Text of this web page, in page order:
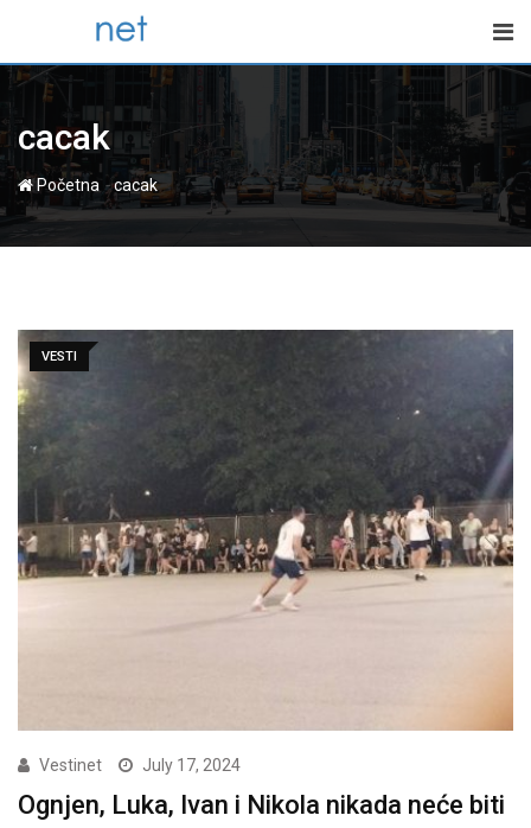
content
cacak
Početna -cacak
VESTI
Vestinet July 17, 2024
Ognjen, Luka, Ivan i Nikola nikada neće biti